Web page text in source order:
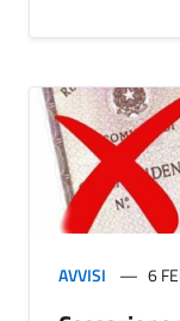
AVVISI 6